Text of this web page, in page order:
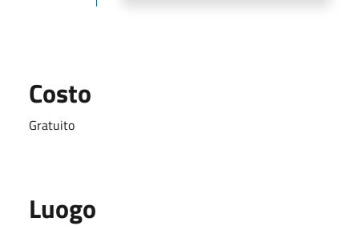
Costo
Gratuito
Luogo